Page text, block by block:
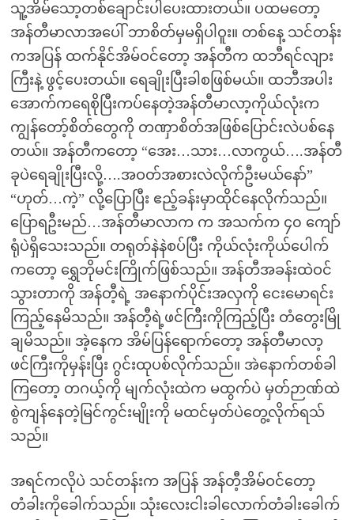
သူ့အိမ်သော့တစ်ချောင်းပါပေးထားတယ်။ ပထမတော့
အန်တီမာလာအပေါ် ဘာစိတ်မှမရှိပါဝူး။ တစ်နေ့ သင်တန်း
ကအပြန် ထက်နိုင်အိမ်ဝင်တော့ အန်တီက ထဘီရင်လျား
ကြီးနဲ့ ဖွင့်ပေးတယ်။ ရေချိုးပြီးခါစဖြစ်မယ်။ ထဘီအပါး
အောက်ကရေစိုပြီးကပ်နေတဲ့အန်တီမာလာ့ကိုယ်လုံးက
ကျွန်တော့်စိတ်တွေကို တဏှာစိတ်အဖြစ်ပြောင်းလဲပစ်နေ
တယ်။ အန်တီကတော့ “အေး…သား…လာကွယ်….အန်တီ
ခုပဲရေချိုးပြီးလို့….အဝတ်အစားလဲလိုက်ဦးမယ်နော်”
“ဟုတ်…ကဲ့” လို့ပြောပြီး ဧည့်ခန်းမှာထိုင်နေလိုက်သည်။
ပြောရဦးမည်…အန်တီမာလာက က အသက်က ၄၀ ကျော်
ရုံပဲရှိသေးသည်။ တရုတ်နဲနဲစပ်ပြီး ကိုယ်လုံးကိုယ်ပေါက်
ကတော့ ရွှေဘိုမင်းကြိုက်ဖြစ်သည်။ အန်တီအခန်းထဲဝင်
သွားတာကို အန်တီ့ရဲ့ အနောက်ပိုင်းအလှကို ငေးမောရင်း
ကြည့်နေမိသည်။ အန်တီ့ရဲ့ဖင်ကြီးကိုကြည့်ပြီး တံတွေးမြို
ချမိသည်။ အဲ့နေက အိမ်ပြန်ရောက်တော့ အန်တီမာလာ့
ဖင်ကြီးကိုမှန်းပြီး ဂွင်းထုပစ်လိုက်သည်။ အဲနောက်တစ်ခါ
ကြတော့ တဂယ့်ကို မျက်လုံးထဲက မထွက်ပဲ မှတ်ဉာဏ်ထဲ
စွဲကျန်နေတဲ့မြင်ကွင်းမျိုးကို မထင်မှတ်ပဲတွေ့လိုက်ရသ်
သည်။
အရင်ကလိုပဲ သင်တန်းက အပြန် အန်တီ့အိမ်ဝင်တော့
တံခါးကိုခေါက်သည်။ သုံးလေးငါးခါလောက်တံခါးခေါက်